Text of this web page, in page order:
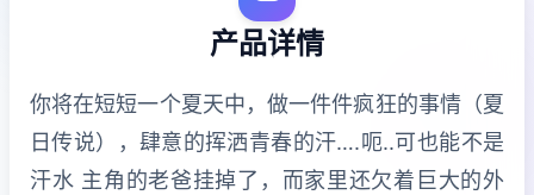
产品详情
你将在短短一个夏天中，做一件件疯狂的事情（夏
日传说），肆意的挥洒青春的汗….呃..可也能不是
汗水 主角的老爸挂掉了，而家里还欠着巨大的外